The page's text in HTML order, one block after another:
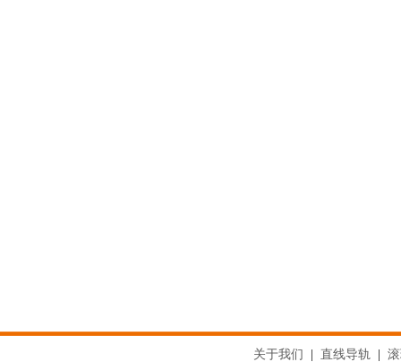
关于我们 直线导轨